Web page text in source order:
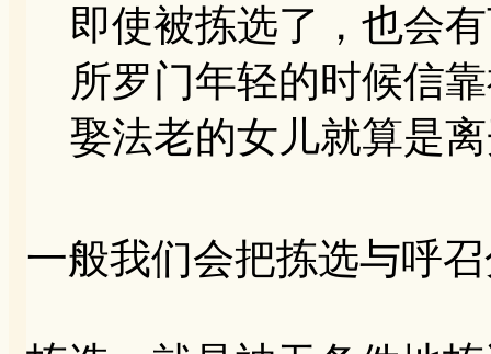
即使被拣选了，也会
所罗门年轻的时候信
娶法老的女儿就算是
一般我们会把拣选与呼